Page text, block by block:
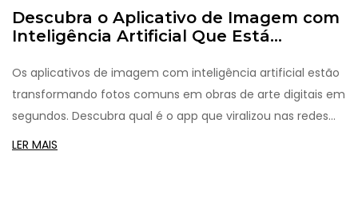
Descubra o Aplicativo de Imagem com
Inteligência Artificial Que Está
Os aplicativos de imagem com inteligência artificial estão
transformando fotos comuns em obras de arte digitais em
segundos. Descubra qual é o app que viralizou nas redes
recentemente, como funciona e para que serve. Conheça
LER MAIS